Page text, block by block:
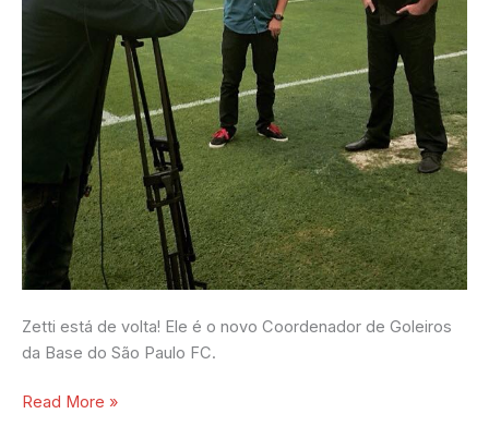
Zetti está de volta! Ele é o novo Coordenador de Goleiros
da Base do São Paulo FC.
Read More »